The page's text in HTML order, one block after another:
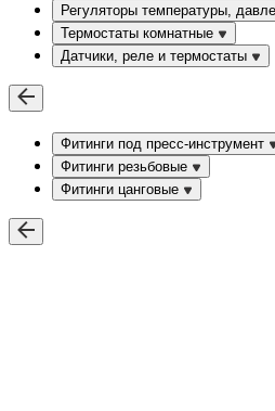
Регуляторы температуры,
Термостаты комнатные
Датчики, реле и термостаты
Фитинги под пресс-инструмент
Фитинги резьбовые
Фитинги цанговые